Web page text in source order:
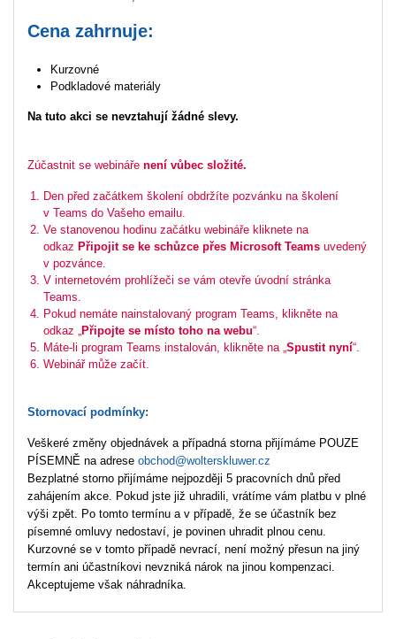
Cena zahrnuje:
Kurzovné
Podkladové materiály
Na tuto akci se nevztahují žádné slevy.
Zúčastnit se webináře není vůbec složité.
Den před začátkem školení obdržíte pozvánku na školení
v Teams do Vašeho emailu.
Ve stanovenou hodinu začátku webináře kliknete na
odkaz Připojit se ke schůzce přes Microsoft Teams uvedený
v pozvánce.
V internetovém prohlížeči se vám otevře úvodní stránka
Teams.
Pokud nemáte nainstalovaný program Teams, klikněte na
odkaz „Připojte se místo toho na webu“.
Máte-li program Teams instalován, klikněte na „Spustit nyní“.
Webinář může začít.
Stornovací podmínky:
Veškeré změny objednávek a případná storna přijímáme POUZE
PÍSEMNĚ na adrese obchod@wolterskluwer.cz
Bezplatné storno přijímáme nejpozději 5 pracovních dnů před
zahájením akce. Pokud jste již uhradili, vrátíme vám platbu v plné
výši zpět. Po tomto termínu a v případě, že se účastník bez
písemné omluvy nedostaví, je povinen uhradit plnou cenu.
Kurzovné se v tomto případě nevrací, není možný přesun na jiný
termín ani účastníkovi nevzniká nárok na jinou kompenzaci.
Akceptujeme však náhradníka.